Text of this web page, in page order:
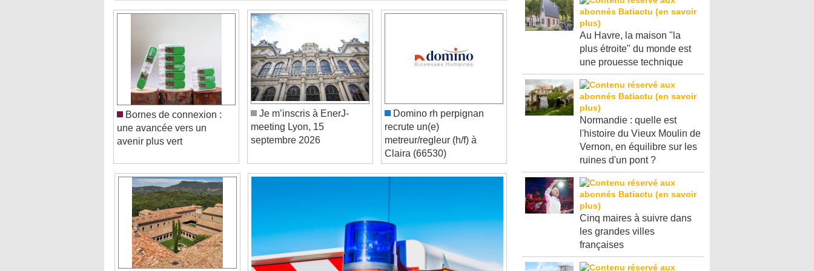
Bornes de connexion :
une avancée vers un
avenir plus vert
Je m’inscris à EnerJ-
meeting Lyon, 15
septembre 2026
recrute un(e)
metreur/regleur (h/f) à
Claira (66530)
Tuiles terre cuite et
Au Havre, la maison "la
plus étroite" du monde est
une prouesse technique
Normandie : quelle est
l'histoire du Vieux Moulin de
Vernon, en équilibre sur les
ruines d'un pont ?
Cinq maires à suivre dans
les grandes villes
françaises